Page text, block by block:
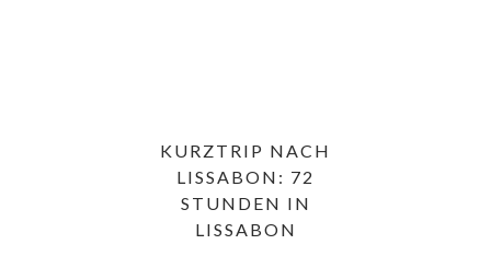
KURZTRIP NACH
LISSABON: 72
STUNDEN IN
LISSABON